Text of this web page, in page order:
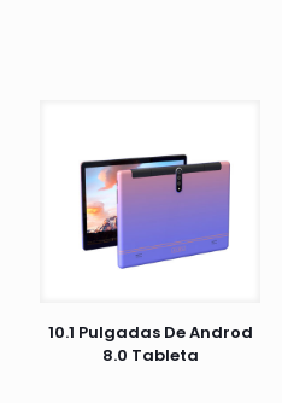
10.1 Pulgadas De Androd
8.0 Tableta